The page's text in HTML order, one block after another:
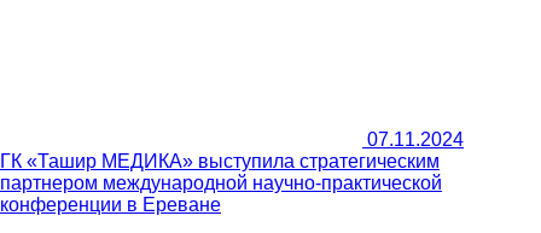
07.11.2024
ГК «Ташир МЕДИКА» выступила стратегическим
партнером международной научно-практической
конференции в Ереване